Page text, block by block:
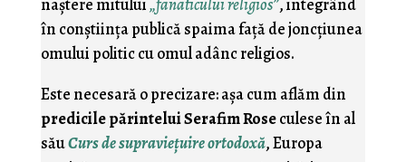
naştere mitului„fanaticului religios”, integrând
în conştiinţa publică spaima faţă de joncţiunea
omului politic cu omul adânc religios.
Este necesară o precizare: aşa cum aflăm din
predicile părintelui Serafim Roseculese în al
săuCurs de supravieţuire ortodoxă, Europa